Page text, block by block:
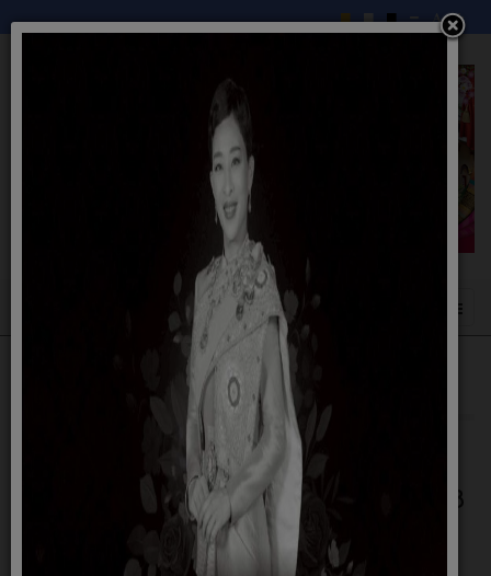
กฏบัตรการตรวจสอบภายใน ประจำปี 2568
กฏบัตรการตรวจสอบภายใน ประจำปี 2568